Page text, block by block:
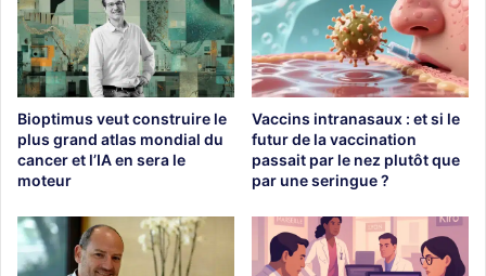
Bioptimus veut construire le
plus grand atlas mondial du
cancer et l’IA en sera le
moteur
Vaccins intranasaux : et si le
futur de la vaccination
passait par le nez plutôt que
par une seringue ?